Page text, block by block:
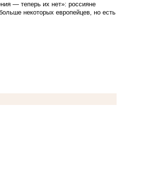
— теперь их нет»: россияне
некоторых европейцев, но есть